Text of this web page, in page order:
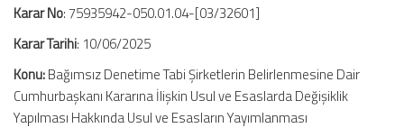
Karar No: 75935942-050.01.04-[03/32601]
Karar Tarihi: 10/06/2025
Konu:Bağımsız Denetime Tabi Şirketlerin Belirlenmesine Dair
Cumhurbaşkanı Kararına İlişkin Usul ve Esaslarda Değişiklik
Yapılması Hakkında Usul ve Esasların Yayımlanması